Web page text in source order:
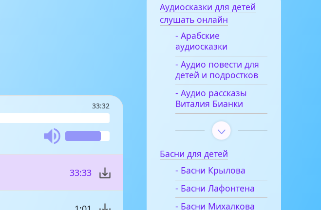
33:32
33:33
Аудиосказки для детей
слушать онлайн
- Арабские
аудиосказки
- Аудио повести для
детей и подростков
- Аудио рассказы
Виталия Бианки
Басни для детей
- Басни Крылова
- Басни Лафонтена
- Басни Михалкова